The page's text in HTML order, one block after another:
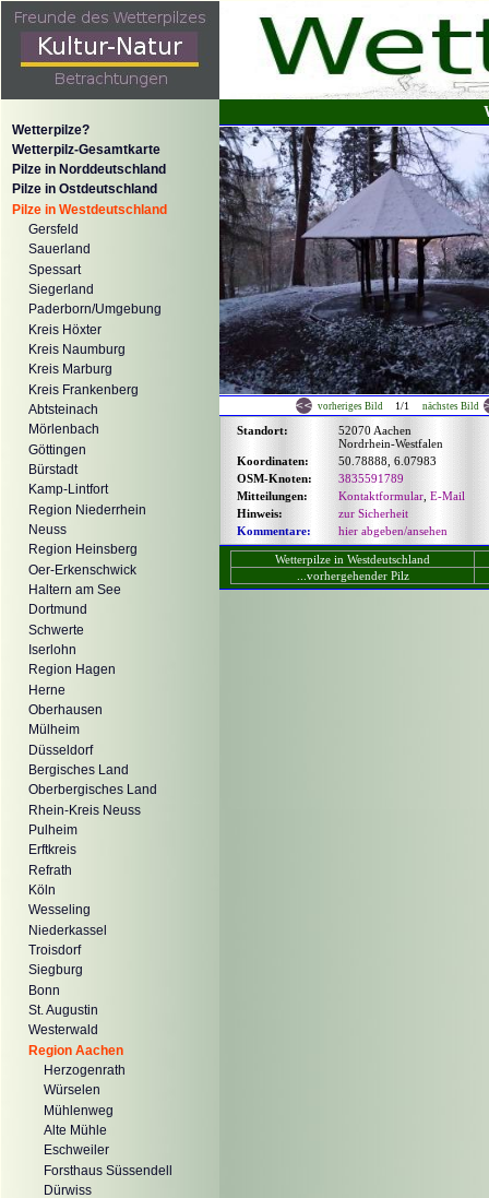
Wetterpilze?
Wetterpilz-Gesamtkarte
Pilze in Norddeutschland
Pilze in Ostdeutschland
Pilze in Westdeutschland
Gersfeld
Sauerland
Spessart
Siegerland
Paderborn/Umgebung
Kreis Höxter
Kreis Naumburg
Kreis Marburg
Kreis Frankenberg
Abtsteinach
Mörlenbach
Göttingen
Bürstadt
Kamp-Lintfort
Region Niederrhein
Neuss
Region Heinsberg
Oer-Erkenschwick
Haltern am See
Dortmund
Schwerte
Iserlohn
Region Hagen
Herne
Oberhausen
Mülheim
Düsseldorf
Bergisches Land
Oberbergisches Land
Rhein-Kreis Neuss
Pulheim
Erftkreis
Refrath
Köln
Wesseling
Niederkassel
Troisdorf
Siegburg
Bonn
St. Augustin
Westerwald
Region Aachen
Herzogenrath
Würselen
Mühlenweg
Alte Mühle
Eschweiler
Forsthaus Süssendell
Dürwiss
vorheriges Bild 1/1 nächstes Bild
Standort:
52070 Aachen
Nordrhein-Westfalen
Koordinaten:
50.78888, 6.07983
OSM-Knoten:
3835591789
Mitteilungen:
Kontaktformular E-Mail
Hinweis:
zur Sicherheit
Kommentare:
hier abgeben/ansehen
Wetterpilze in Westdeutschland
...vorhergehender Pilz